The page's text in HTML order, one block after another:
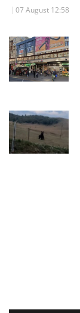
07 August 12:58